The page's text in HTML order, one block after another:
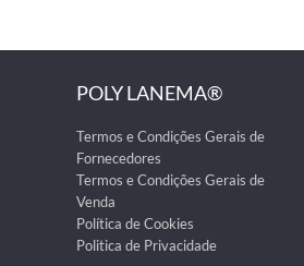
POLY LANEMA®
Termos e Condições Gerais de
Fornecedores
Termos e Condições Gerais de
Venda
Política de Cookies
Politica de Privacidade